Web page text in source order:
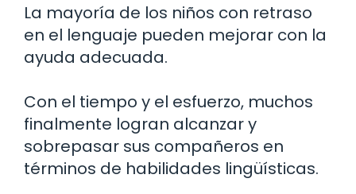
La mayoría de los niños con retraso
en el lenguaje pueden mejorar con la
ayuda adecuada.
Con el tiempo y el esfuerzo, muchos
finalmente logran alcanzar y
sobrepasar sus compañeros en
términos de habilidades lingüísticas.